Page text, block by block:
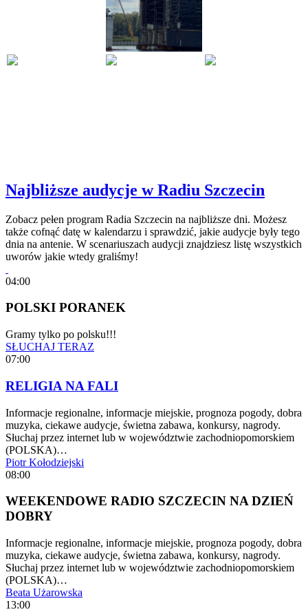
Najbliższe audycje w Radiu Szczecin
Zobacz pełen program Radia Szczecin na najbliższe dni. Możesz
także cofnąć datę w kalendarzu i sprawdzić, jakie audycje były tego
dnia na antenie. W scenariuszach audycji znajdziesz listę wszystkich
uworów jakie wtedy graliśmy!
04:00
POLSKI PORANEK
Gramy tylko po polsku!!!
SŁUCHAJ TERAZ
07:00
RELIGIA NA FALI
Informacje regionalne, informacje miejskie, prognoza pogody, dobra
muzyka, ciekawe audycje, świetna zabawa, konkursy, nagrody.
Słuchaj przez internet lub w województwie zachodniopomorskiem
(POLSKA)…
Piotr Kołodziejski
08:00
WEEKENDOWE RADIO SZCZECIN NA DZIEŃ
DOBRY
Informacje regionalne, informacje miejskie, prognoza pogody, dobra
muzyka, ciekawe audycje, świetna zabawa, konkursy, nagrody.
Słuchaj przez internet lub w województwie zachodniopomorskiem
(POLSKA)…
Beata Użarowska
13:00